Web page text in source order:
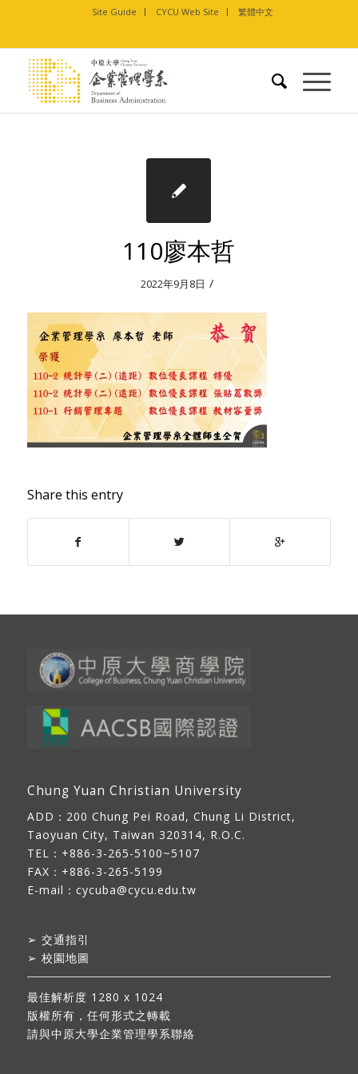
Site Guide CYCU Web Site 繁體中文
110廖本哲
2022年9月8日 /
Share this entry
Chung Yuan Christian University
ADD： 200 Chung Pei Road, Chung Li District,
Taoyuan City, Taiwan 320314, R.O.C.
TEL：+886-3-265-5100~5107
FAX：+886-3-265-5199
E-mail： cycuba@cycu.edu.tw
➢ 交通指引
➢ 校園地圖
最佳解析度 1280 x 1024
版權所有，任何形式之轉載
請與中原大學企業管理學系聯絡